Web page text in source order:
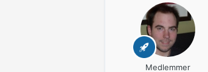
Medlemmer